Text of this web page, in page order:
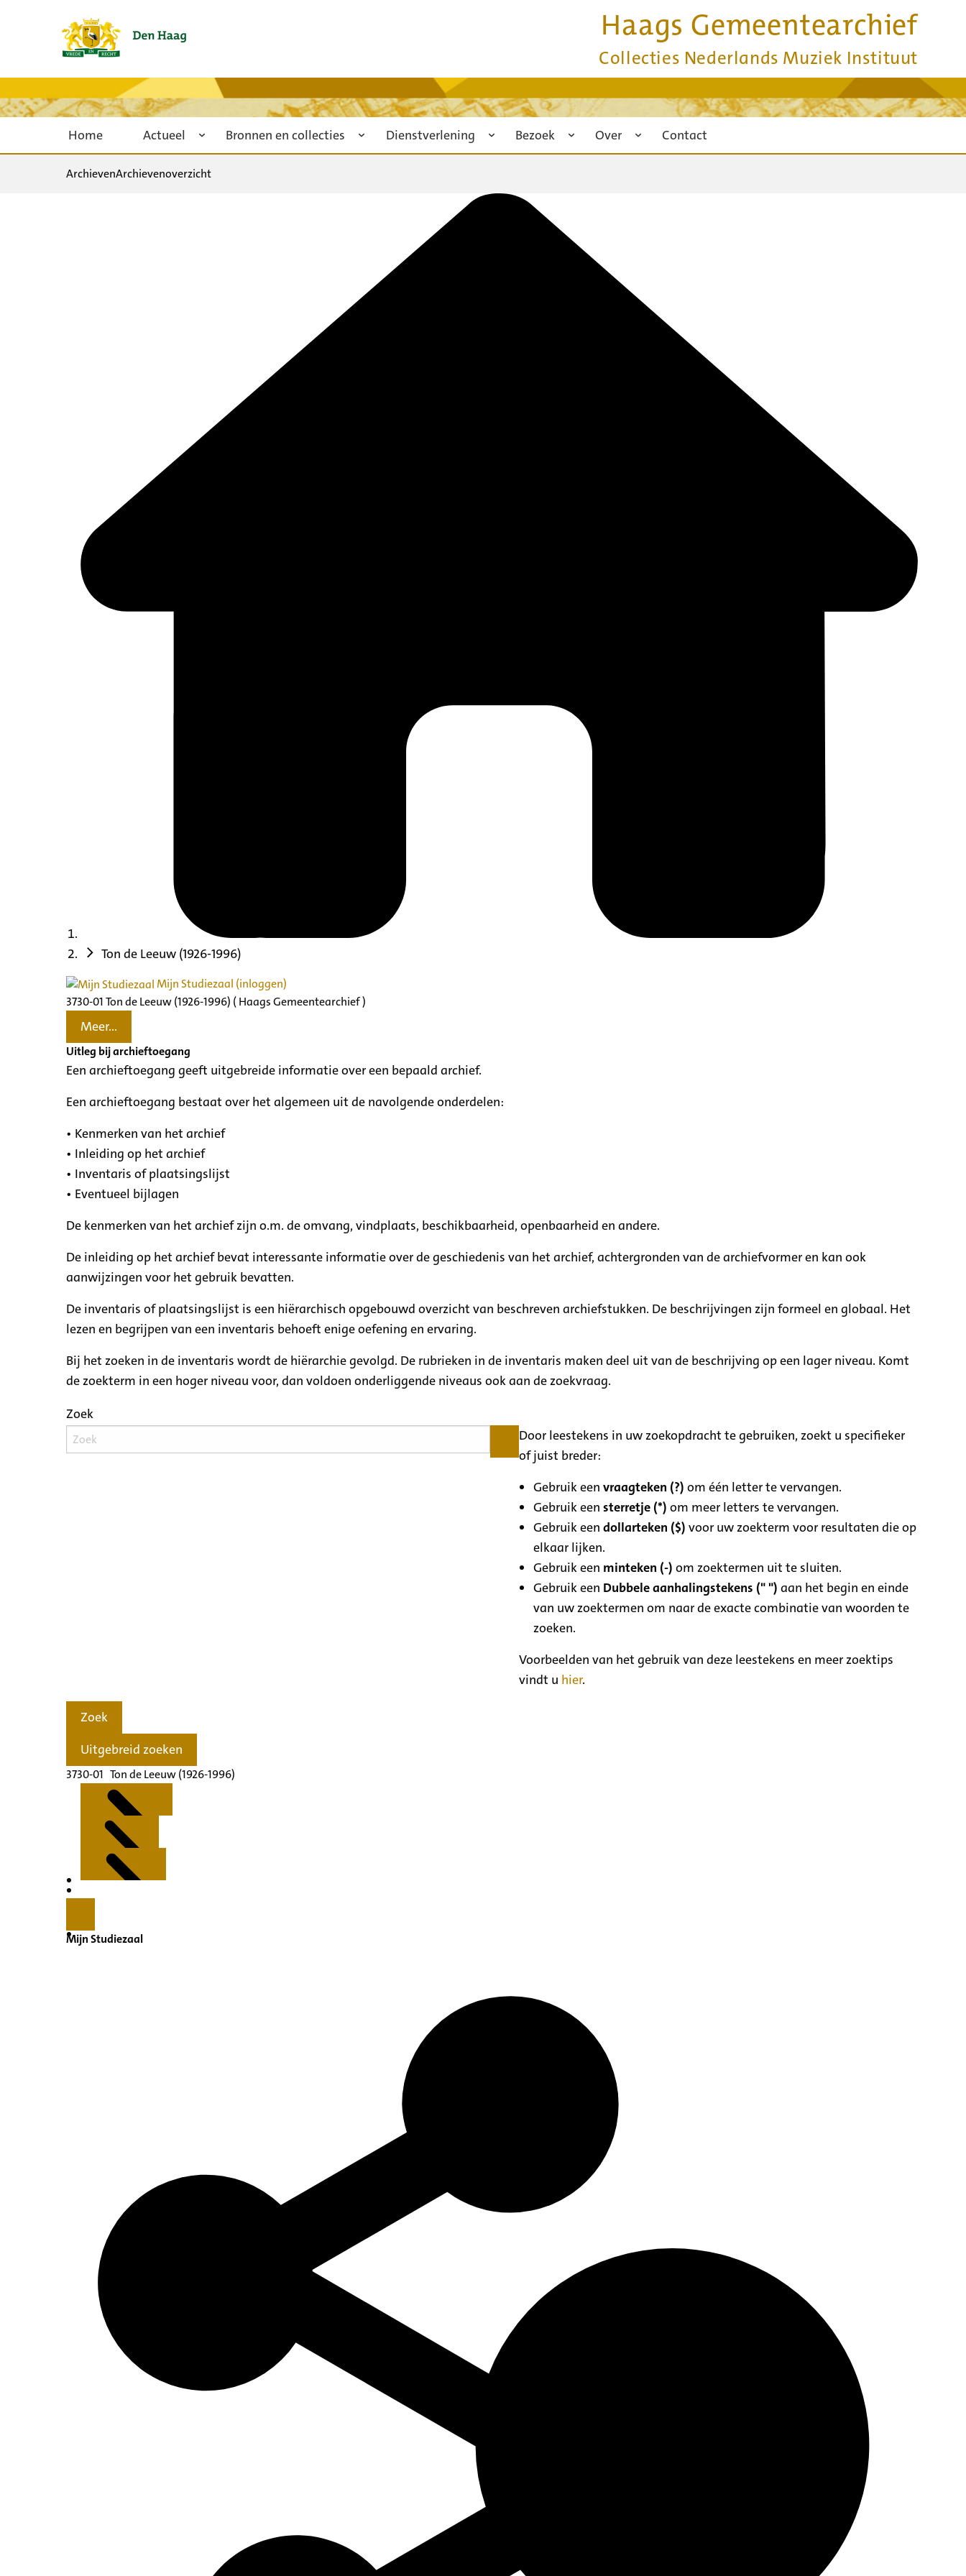
Haags Gemeentearchief
Collecties Nederlands Muziek Instituut
Home Actueel Bronnen en collecties Dienstverlening Bezoek Over Contact
ArchievenArchievenoverzicht
Ton de Leeuw (1926-1996)
Mijn Studiezaal (inloggen)
3730-01 Ton de Leeuw (1926-1996) ( Haags Gemeentearchief )
Meer...
Uitleg bij archieftoegang
Een archieftoegang geeft uitgebreide informatie over een bepaald archief.
Een archieftoegang bestaat over het algemeen uit de navolgende onderdelen:
• Kenmerken van het archief
• Inleiding op het archief
• Inventaris of plaatsingslijst
• Eventueel bijlagen
De kenmerken van het archief zijn o.m. de omvang, vindplaats, beschikbaarheid, openbaarheid en andere.
De inleiding op het archief bevat interessante informatie over de geschiedenis van het archief, achtergronden van de archiefvormer en kan ook
aanwijzingen voor het gebruik bevatten.
De inventaris of plaatsingslijst is een hiërarchisch opgebouwd overzicht van beschreven archiefstukken. De beschrijvingen zijn formeel en globaal. Het
lezen en begrijpen van een inventaris behoeft enige oefening en ervaring.
Bij het zoeken in de inventaris wordt de hiërarchie gevolgd. De rubrieken in de inventaris maken deel uit van de beschrijving op een lager niveau. Komt
de zoekterm in een hoger niveau voor, dan voldoen onderliggende niveaus ook aan de zoekvraag.
Zoek
Door leestekens in uw zoekopdracht te gebruiken, zoekt u specifieker
of juist breder:
Gebruik eenvraagteken (?) om één letter te vervangen.
Gebruik eensterretje (*) om meer letters te vervangen.
Gebruik eendollarteken ($) voor uw zoekterm voor resultaten die op
elkaar lijken.
Gebruik een minteken (-) om zoektermen uit te sluiten.
Gebruik een Dubbele aanhalingstekens (" ") aan het begin en einde
van uw zoektermen om naar de exacte combinatie van woorden te
zoeken.
Voorbeelden van het gebruik van deze leestekens en meer zoektips
vindt u hier.
Zoek
Uitgebreid zoeken
3730-01 Ton de Leeuw (1926-1996)
Inventaris
Mijn Studiezaal